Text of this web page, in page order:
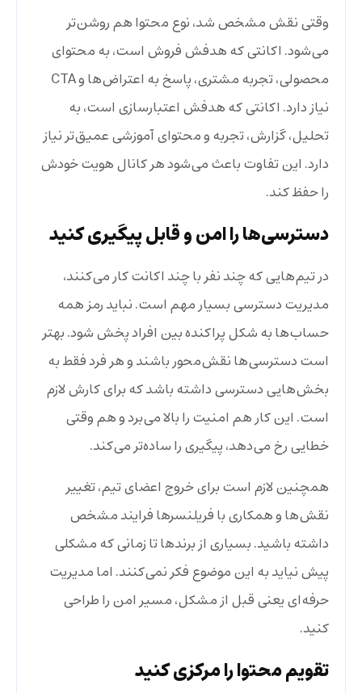
وقتی نقش مشخص شد، نوع محتوا هم روشن‌تر
می‌شود. اکانتی که هدفش فروش است، به محتوای
محصولی، تجربه مشتری، پاسخ به اعتراض‌ها و CTA
نیاز دارد. اکانتی که هدفش اعتبارسازی است، به
تحلیل، گزارش، تجربه و محتوای آموزشی عمیق‌تر نیاز
دارد. این تفاوت باعث می‌شود هر کانال هویت خودش
را حفظ کند.
دسترسی‌ها را امن و قابل پیگیری کنید
در تیم‌هایی که چند نفر با چند اکانت کار می‌کنند،
مدیریت دسترسی بسیار مهم است. نباید رمز همه
حساب‌ها به شکل پراکنده بین افراد پخش شود. بهتر
است دسترسی‌ها نقش‌محور باشند و هر فرد فقط به
بخش‌هایی دسترسی داشته باشد که برای کارش لازم
است. این کار هم امنیت را بالا می‌برد و هم وقتی
خطایی رخ می‌دهد، پیگیری را ساده‌تر می‌کند.
همچنین لازم است برای خروج اعضای تیم، تغییر
نقش‌ها و همکاری با فریلنسرها فرایند مشخص
داشته باشید. بسیاری از برندها تا زمانی که مشکلی
پیش نیاید به این موضوع فکر نمی‌کنند. اما مدیریت
حرفه‌ای یعنی قبل از مشکل، مسیر امن را طراحی
کنید.
تقویم محتوا را مرکزی کنید